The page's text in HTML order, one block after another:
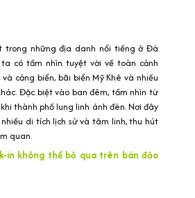
trong những địa danh nổi tiếng ở Đà
có tầm nhìn tuyệt vời về toàn cảnh
cảng biển, bãi biển Mỹ Khê và nhiều
Đặc biệt vào ban đêm, tầm nhìn từ
thành phố lung linh ánh đèn. Nơi đây
di tích lịch sử và tâm linh, thu hút
quan.
in không thể bỏ qua trên bán đảo